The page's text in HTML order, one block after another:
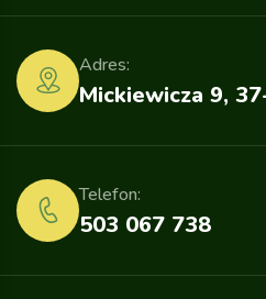
Mickiewicza 9,
Adres:
503 067 738
Telefon: